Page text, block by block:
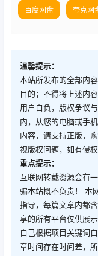
百度网盘 夸克网
温馨提示：
本站所发布的全部内
目的；不得将上述内
用户自负，版权争议
内，从您的电脑或手
内容，请支持正版，
视版权问题，如有侵
重点提示：
互联网转载资源会有
骗本站概不负责！ 本
指导，每篇文章内都
享的所有平台仅供展
自己根据项目关键词
章时间存在时间差，